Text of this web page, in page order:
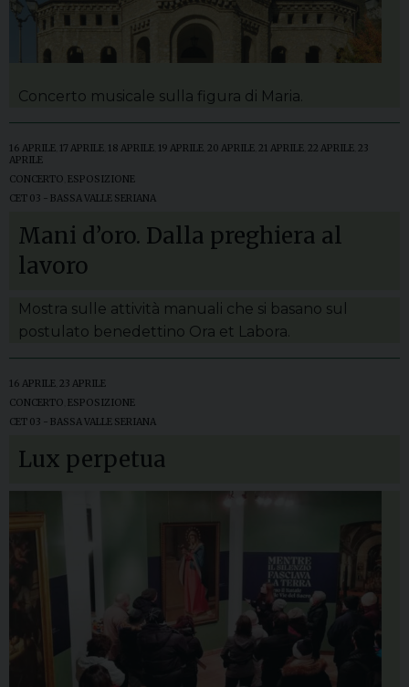
Concerto musicale sulla figura di Maria.
16 APRILE 17 APRILE 18 APRILE 19 APRILE 20 APRILE 21 APRILE 22 APRILE 23
APRILE
CONCERTO ESPOSIZIONE
CET 03 - BASSA VALLE SERIANA
Mani d’oro. Dalla preghiera al
lavoro
Mostra sulle attività manuali che si basano sul
postulato benedettino Ora et Labora.
16 APRILE 23 APRILE
CONCERTO ESPOSIZIONE
CET 03 - BASSA VALLE SERIANA
Lux perpetua